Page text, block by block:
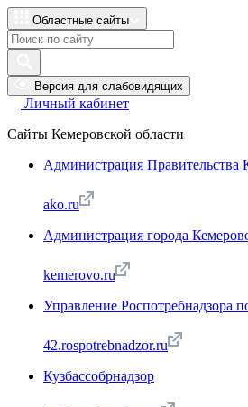
Областные сайты
Версия для слабовидящих
Личный кабинет
Сайты Кемеровской области
Администрация Правительства
ako.ru
Администрация города
kemerovo.ru
Управление Роспотребнадзора
42.rospotrebnadzor.ru
Кузбассобрнадзор